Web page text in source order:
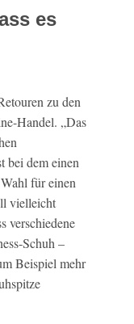
es
zu den
Handel. „Das
bei dem einen
für einen
vielleicht
verschiedene
Schuh –
Beispiel mehr